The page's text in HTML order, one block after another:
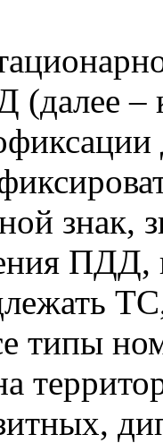
–
знак,
ПДД,
типы